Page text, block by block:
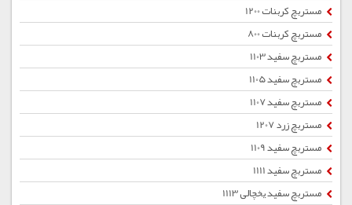
مستربچ کربنات 1200
مستربچ کربنات 800
مستربچ سفید 1103
مستربچ سفید 1105
مستربچ سفید 1107
مستربچ زرد 1207
مستربچ سفید 1109
مستربچ سفید 1111
مستربچ سفید یخچالی 1113